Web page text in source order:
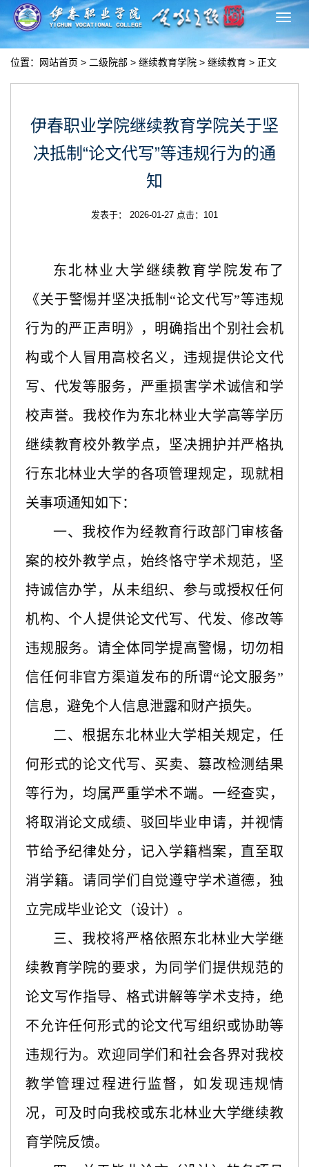
切
换
位置： 网站首页 > 二级院部 > 继续教育学院 > 继续教育 > 正文
伊春职业学院继续教育学院关于坚
决抵制“论文代写”等违规行为的通
知
发表于： 2026-01-27 点击： 101
东北林业大学继续教育学院发布了
《关于警惕并坚决抵制 “论文代写”等违规
行为的严正声明》，明确指出个别社会机
构或个人冒用高校名义，违规提供论文代
写、代发等服务，严重损害学术诚信和学
校声誉。我校作为东北林业大学高等学历
继续教育校外教学点，坚决拥护并严格执
行东北林业大学的各项管理规定，现就相
关事项通知如下：
一、我校作为经教育行政部门审核备
案的校外教学点，始终恪守学术规范，坚
持诚信办学，从未组织、参与或授权任何
机构、个人提供论文代写、代发、修改等
违规服务。请全体同学提高警惕，切勿相
信任何非官方渠道发布的所谓“论文服务”
信息，避免个人信息泄露和财产损失。
二、根据东北林业大学相关规定，任
何形式的论文代写、买卖、篡改检测结果
等行为，均属严重学术不端。一经查实，
将取消论文成绩、驳回毕业申请，并视情
节给予纪律处分，记入学籍档案，直至取
消学籍。请同学们自觉遵守学术道德，独
立完成毕业论文（设计）。
三、我校将严格依照东北林业大学继
续教育学院的要求，为同学们提供规范的
论文写作指导、格式讲解等学术支持，绝
不允许任何形式的论文代写组织或协助等
违规行为。欢迎同学们和社会各界对我校
教学管理过程进行监督，如发现违规情
况，可及时向我校或东北林业大学继续教
育学院反馈。